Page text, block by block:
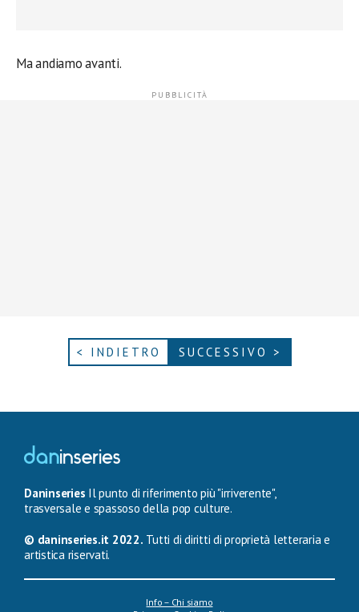
Ma andiamo avanti.
< INDIETRO SUCCESSIVO >
Daninseries Il punto di riferimento più "irriverente",
trasversale e spassoso della pop culture.
© daninseries.it 2022. Tutti di diritti di proprietà letteraria e
artistica riservati.
Info – Chi siamo